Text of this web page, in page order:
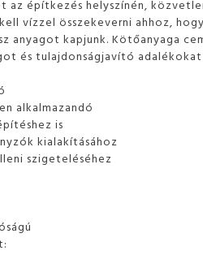
az építkezés helyszínén,
vízzel összekeverni ahhoz,
anyagot kapjunk. Kötőanyaga
és tulajdonságjavító
alkalmazandó
is
kialakításához
szigeteléséhez